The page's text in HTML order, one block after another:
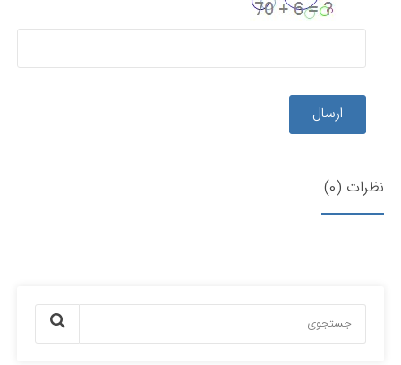
ارسال
نظرات (0)